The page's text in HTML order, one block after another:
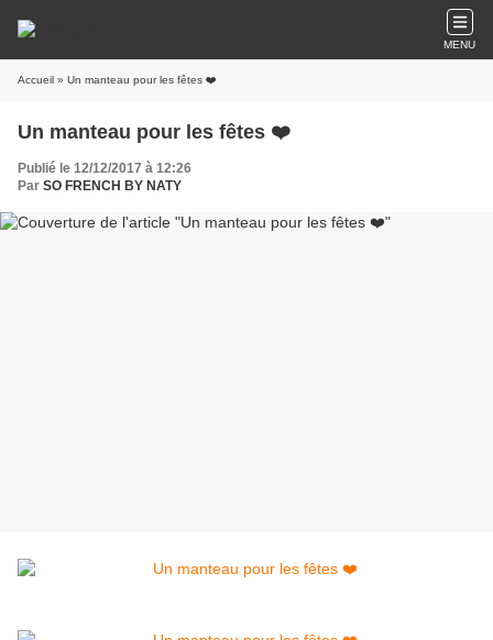
MENU
Accueil » Un manteau pour les fêtes ❤️
Un manteau pour les fêtes ❤️
Publié le 12/12/2017 à 12:26
Par SO FRENCH BY NATY